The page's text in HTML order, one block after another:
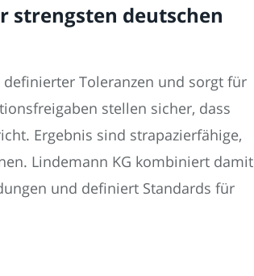
strengsten deutschen
Toleranzen und sorgt für
stellen sicher, dass
Ergebnis sind strapazierfähige,
Lindemann KG kombiniert damit
und definiert Standards für